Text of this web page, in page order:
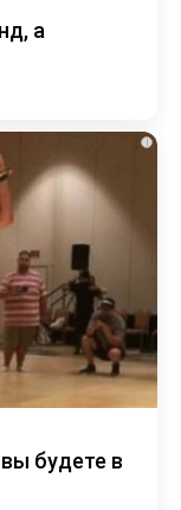
а
i
будете в